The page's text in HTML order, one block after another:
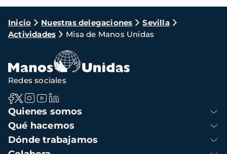
Ruta
de
navegación
Inicio Nuestras delegaciones
Sevilla
Actividades
Misa de Manos Unidas
Navegación
principal
Quienes somos
Qué hacemos
Dónde trabajamos
Redes sociales